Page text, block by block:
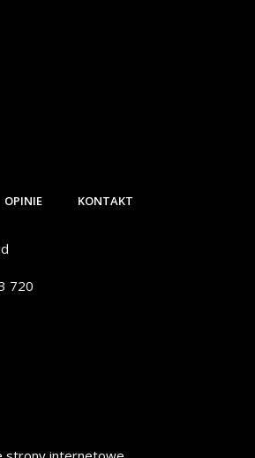
OPINIE KONTAKT
720